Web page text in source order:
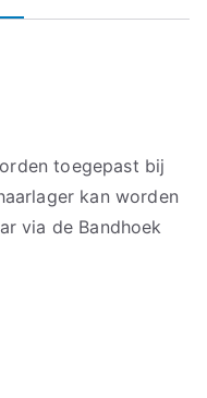
toegepast bij
kan worden
via de Bandhoek